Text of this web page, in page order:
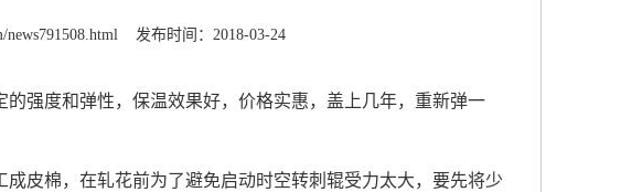
发布时间：2018-03-24
强度和弹性，保温效果好，价格实惠，盖上几年，重新弹一
皮棉，在轧花前为了避免启动时空转刺辊受力太大，要先将少